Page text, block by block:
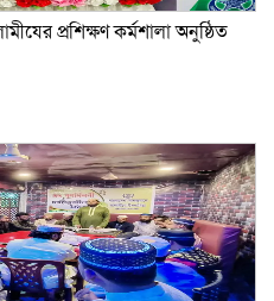
প্রশিক্ষণ কর্মশালা অনুষ্ঠিত